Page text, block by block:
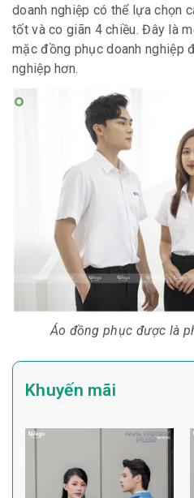
doanh nghiệp có thể lựa chọn
tốt và co giãn 4 chiều. Đây là
mặc đồng phục doanh nghiệp
nghiệp hơn.
Áo đồng phục được là
Khuyến mãi